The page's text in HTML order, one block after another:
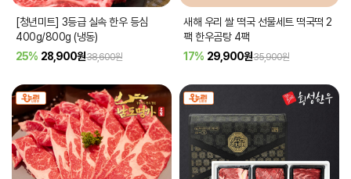
[청년미트] 3등급 실속 한우 등심
400g/800g (냉동)
25% 28,900원38,600원
새해 우리 쌀 떡국 선물세트 떡국떡 2
팩 한우곰탕 4팩
17% 29,900원35,900원